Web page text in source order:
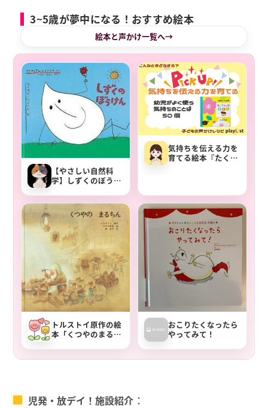
3~5歳が夢中になる！おすすめ絵本
絵本と声かけ一覧へ
【やさしい自然科
学】しずくのぼうけ
気持ちを伝える力を
育てる絵本『たくさ
トルストイ原作の絵
本「くつやのまるち
おこりたくなったら
やってみて！
児発・放デイ！施設紹介